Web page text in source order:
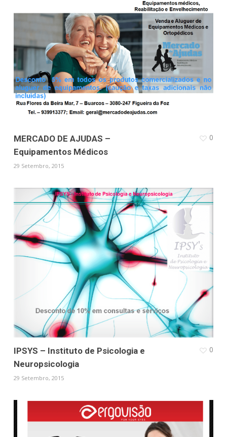
MERCADO DE AJUDAS –
Equipamentos Médicos
29 Setembro, 2015
0
IPSYS – Instituto de Psicologia e
Neuropsicologia
29 Setembro, 2015
0